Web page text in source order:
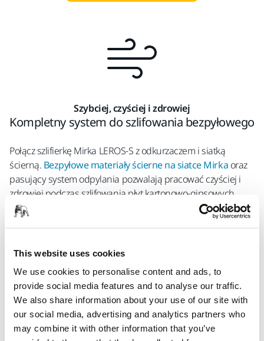
This website uses cookies
We use cookies to personalise content and ads, to
provide social media features and to analyse our traffic.
We also share information about your use of our site with
our social media, advertising and analytics partners who
may combine it with other information that you’ve
Szybciej, czyściej i zdrowiej
Kompletny system do szlifowania bezpyłowego
Połącz szlifierkę Mirka LEROS-S z odkurzaczem i siatką
ścierną. Bezpyłowe materiały ścierne na siatce Mirka oraz
pasujący system odpylania pozwalają pracować czyściej i
zdrowiej podczas szlifowania płyt kartonowo-gipsowych.
Możesz nie tylko przyspieszyć cały proces, lecz także
zaoszczędzić czas i pieniądze. Poniżej znajdziesz nasze
kompletny i wydajny system do szlifowania bezpyłowego.
Mirka® LEROS-S i produkty uzupełniające
Mirka LEROS-S 950CV 225 mm skok